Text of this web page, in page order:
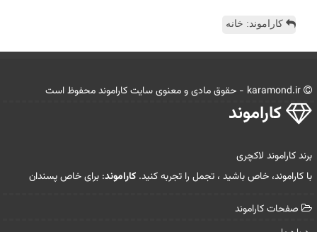
کاراموند: خانه
كاراموند
برند کاراموند لاکچری
با کاراموند، خاص باشید ، تجمل را تجربه کنید. کاراموند: برای خاص پسندان
صفحات كاراموند